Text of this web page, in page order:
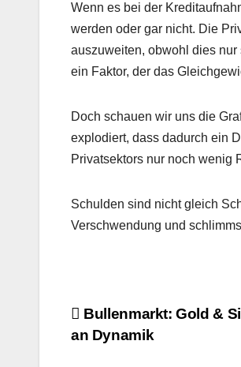
Wenn es bei der
werden oder gar nicht. Die
auszuweiten, obwohl dies
ein Faktor, der das
Doch schauen wir uns die
explodiert, dass dadurch ein
Privatsektors nur noch wenig
Schulden sind nicht gleich
Verschwendung und
Bullenmarkt: Gold &
an Dynamik